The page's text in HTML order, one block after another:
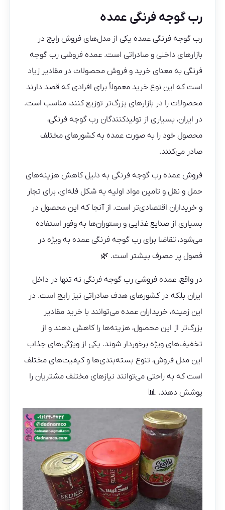
رب گوجه فرنگی عمده
رب گوجه فرنگی عمده یکی از مدل‌های فروش رایج در
بازارهای داخلی و صادراتی است. عمده فروشی رب گوجه
فرنگی به معنای خرید و فروش محصولات در مقادیر زیاد
است که این نوع خرید معمولاً برای افرادی که قصد دارند
محصولات را در بازارهای بزرگ‌تر توزیع کنند، مناسب است.
در ایران، بسیاری از تولیدکنندگان رب گوجه فرنگی،
محصول خود را به صورت عمده به کشورهای مختلف
صادر می‌کنند.
فروش عمده رب گوجه فرنگی به دلیل کاهش هزینه‌های
حمل و نقل و تامین مواد اولیه به شکل فله‌ای، برای تجار
و خریداران اقتصادی‌تر است. از آنجا که این محصول در
بسیاری از صنایع غذایی و رستوران‌ها به وفور استفاده
می‌شود، تقاضا برای رب گوجه فرنگی عمده به ویژه در
فصول پر مصرف بیشتر است. 🌿
در واقع، عمده فروشی رب گوجه فرنگی نه تنها در داخل
ایران بلکه در کشورهای هدف صادراتی نیز رایج است. در
این زمینه، خریداران عمده می‌توانند با خرید مقادیر
بزرگ‌تر از این محصول، هزینه‌ها را کاهش دهند و از
تخفیف‌های ویژه برخوردار شوند. یکی از ویژگی‌های جذاب
این مدل فروش، تنوع بسته‌بندی‌ها و کیفیت‌های مختلف
است که به راحتی می‌توانند نیازهای مختلف مشتریان را
پوشش دهند. 📊